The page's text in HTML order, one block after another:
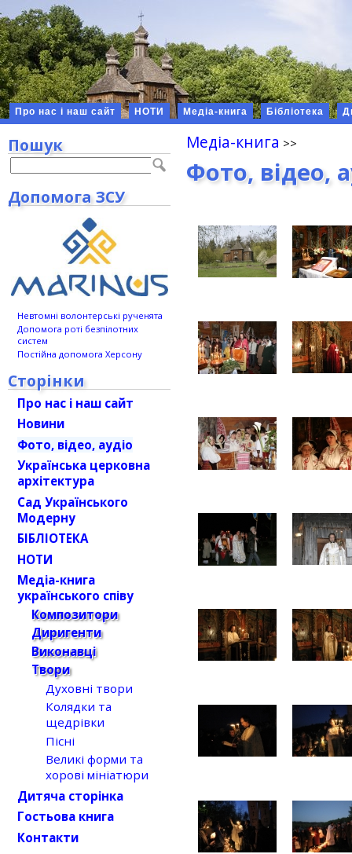
Про нас і наш сайт НОТИ Медіа-книга Бібліотека
Медіа-книга
Фото, відео,
Пошук
Допомога ЗСУ
Невтомні волонтерські рученята
Допомога роті безпілотних
систем
Постійна допомога Херсону
Сторінки
Про нас і наш сайт
Новини
Фото, відео, аудіо
Українська церковна
архітектура
Сад Українського
Модерну
БІБЛІОТЕКА
НОТИ
Медіа-книга
українського співу
Композитори
Диригенти
Виконавці
Твори
Духовні твори
Колядки та
щедрівки
Пісні
Великі форми та
хорові мініатюри
Дитяча сторінка
Гостьова книга
Контакти